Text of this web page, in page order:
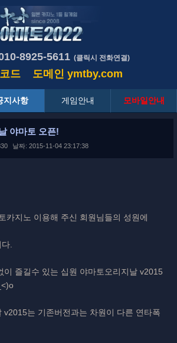
8925-5611 (클릭시 전화연결)
드 도메인 ymtby.com
지사항 게임안내 모바일안내
야마토 오픈!
날짜: 2015-11-04 23:17:38
카지노 이용해 주신 회원님들의 성원에
.
이 즐길수 있는 십원 야마토오리지날 v2015
v2015는 기존버전과는 차원이 다른 연타폭